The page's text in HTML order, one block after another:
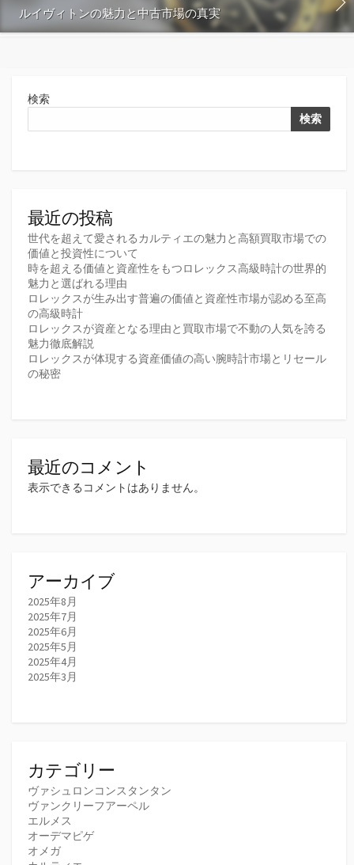
ルイヴィトンの魅力と中古市場の真実
検索
検索
最近の投稿
世代を超えて愛されるカルティエの魅力と高額買取市場での
価値と投資性について
時を超える価値と資産性をもつロレックス高級時計の世界的
魅力と選ばれる理由
ロレックスが生み出す普遍の価値と資産性市場が認める至高
の高級時計
ロレックスが資産となる理由と買取市場で不動の人気を誇る
魅力徹底解説
ロレックスが体現する資産価値の高い腕時計市場とリセール
の秘密
最近のコメント
表示できるコメントはありません。
アーカイブ
2025年8月
2025年7月
2025年6月
2025年5月
2025年4月
2025年3月
カテゴリー
ヴァシュロンコンスタンタン
ヴァンクリーフアーペル
エルメス
オーデマピゲ
オメガ